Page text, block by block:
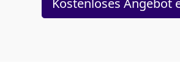
Kostenloses Angebot